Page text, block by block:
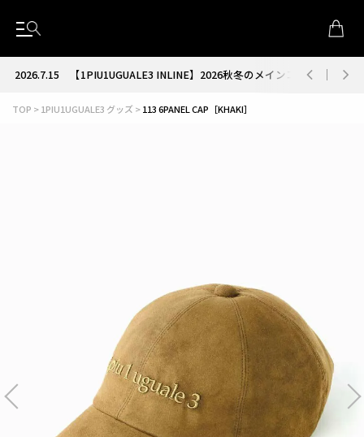
2026.7.15【1PIU1UGUALE3 INLINE】2026秋冬のメインコレクションが
TOP 1PIU1UGUALE3 グッズ 113 6PANEL CAP［KHAKI］